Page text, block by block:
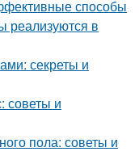
способы
реализуются в
секреты и
советы и
пола: советы и